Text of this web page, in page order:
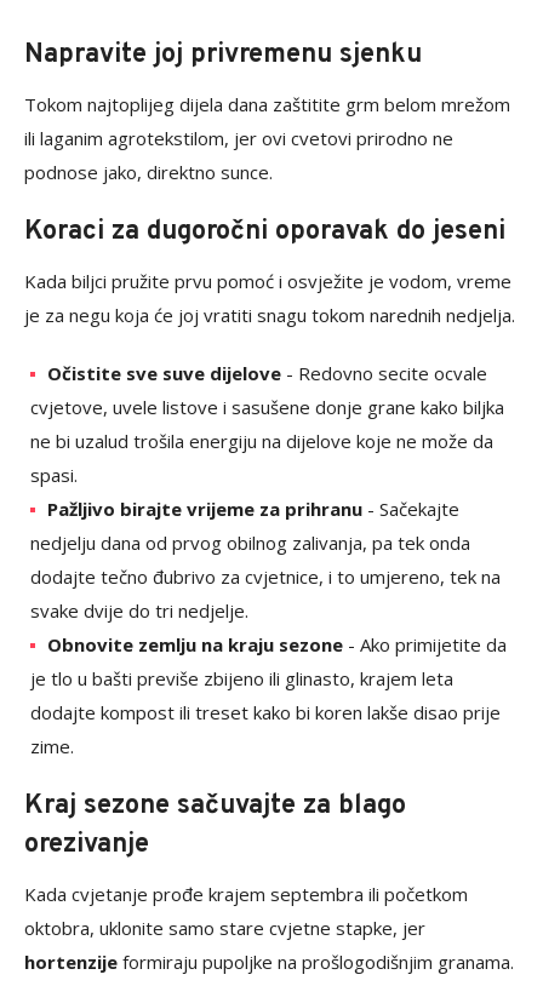
Napravite joj privremenu sjenku
Tokom najtoplijeg dijela dana zaštitite grm belom mrežom
ili laganim agrotekstilom, jer ovi cvetovi prirodno ne
podnose jako, direktno sunce.
Koraci za dugoročni oporavak do jeseni
Kada biljci pružite prvu pomoć i osvježite je vodom, vreme
je za negu koja će joj vratiti snagu tokom narednih nedjelja.
Očistite sve suve dijelove - Redovno secite ocvale
cvjetove, uvele listove i sasušene donje grane kako biljka
ne bi uzalud trošila energiju na dijelove koje ne može da
spasi.
Pažljivo birajte vrijeme za prihranu - Sačekajte
nedjelju dana od prvog obilnog zalivanja, pa tek onda
dodajte tečno đubrivo za cvjetnice, i to umjereno, tek na
svake dvije do tri nedjelje.
Obnovite zemlju na kraju sezone - Ako primijetite da
je tlo u bašti previše zbijeno ili glinasto, krajem leta
dodajte kompost ili treset kako bi koren lakše disao prije
zime.
Kraj sezone sačuvajte za blago
orezivanje
Kada cvjetanje prođe krajem septembra ili početkom
oktobra, uklonite samo stare cvjetne stapke, jer
hortenzije formiraju pupoljke na prošlogodišnjim granama.